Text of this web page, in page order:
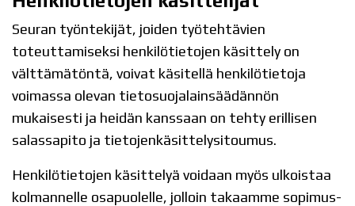
Seuran työntekijät, joiden työtehtävien
toteuttamiseksi henkilötietojen käsittely on
välttämätöntä, voivat käsitellä henkilötietoja
voimassa olevan tietosuojalainsäädännön
mukaisesti ja heidän kanssaan on tehty erillisen
salassapito ja tietojenkäsittelysitoumus.
Henkilötietojen käsittelyä voidaan myös ulkoistaa
kolmannelle osapuolelle, jolloin takaamme sopimus-